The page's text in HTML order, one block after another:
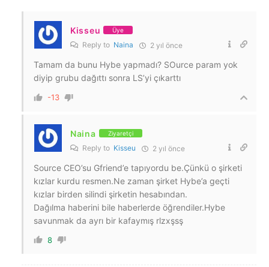
Kisseu Üye
Reply to Naina 2 yıl önce
Tamam da bunu Hybe yapmadı? SOurce param yok
diyip grubu dağıttı sonra LS’yi çıkarttı
-13
Naina Ziyaretçi
Reply to Kisseu 2 yıl önce
Source CEO’su Gfriend’e tapıyordu be.Çünkü o şirketi
kızlar kurdu resmen.Ne zaman şirket Hybe’a geçti
kızlar birden silindi şirketin hesabından.
Dağılma haberini bile haberlerde öğrendiler.Hybe
savunmak da ayrı bir kafaymış rlzxşsş
8